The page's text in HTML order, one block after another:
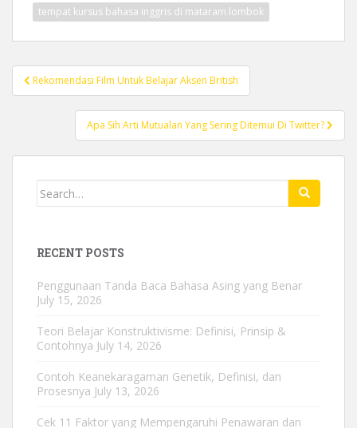
tempat kursus bahasa inggris di mataram lombok
Post
navigation
Rekomendasi Film Untuk Belajar Aksen British
Apa Sih Arti Mutualan Yang Sering Ditemui Di Twitter?
Search
RECENT POSTS
Penggunaan Tanda Baca Bahasa Asing yang Benar
July 15, 2026
Teori Belajar Konstruktivisme: Definisi, Prinsip &
Contohnya July 14, 2026
Contoh Keanekaragaman Genetik, Definisi, dan
Prosesnya July 13, 2026
Cek 11 Faktor yang Mempengaruhi Penawaran dan